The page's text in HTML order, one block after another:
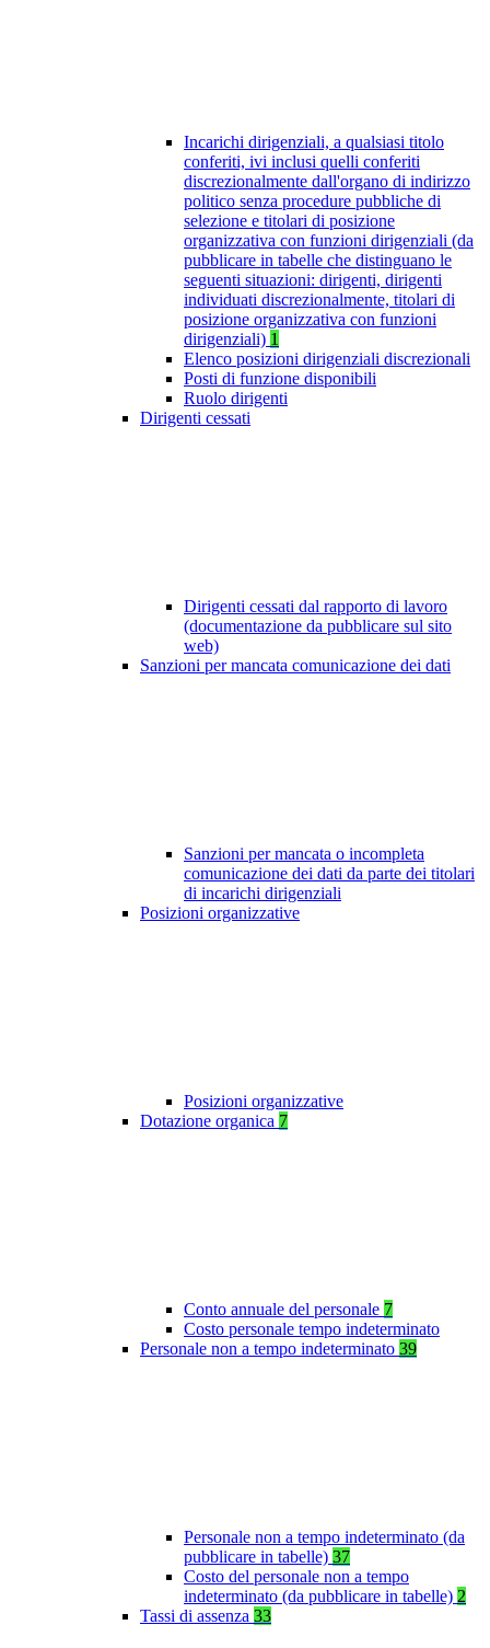
Incarichi dirigenziali, a qualsiasi titolo
conferiti, ivi inclusi quelli conferiti
discrezionalmente dall'organo di indirizzo
politico senza procedure pubbliche di
selezione e titolari di posizione
organizzativa con funzioni dirigenziali (da
pubblicare in tabelle che distinguano le
seguenti situazioni: dirigenti, dirigenti
individuati discrezionalmente, titolari di
posizione organizzativa con funzioni
dirigenziali) 1
Elenco posizioni dirigenziali discrezionali
Posti di funzione disponibili
Ruolo dirigenti
Dirigenti cessati
Dirigenti cessati dal rapporto di lavoro
(documentazione da pubblicare sul sito
web)
Sanzioni per mancata comunicazione dei dati
Sanzioni per mancata o incompleta
comunicazione dei dati da parte dei titolari
di incarichi dirigenziali
Posizioni organizzative
Posizioni organizzative
Dotazione organica 7
Conto annuale del personale 7
Costo personale tempo indeterminato
Personale non a tempo indeterminato 39
Personale non a tempo indeterminato (da
pubblicare in tabelle) 37
Costo del personale non a tempo
indeterminato (da pubblicare in tabelle) 2
Tassi di assenza 33